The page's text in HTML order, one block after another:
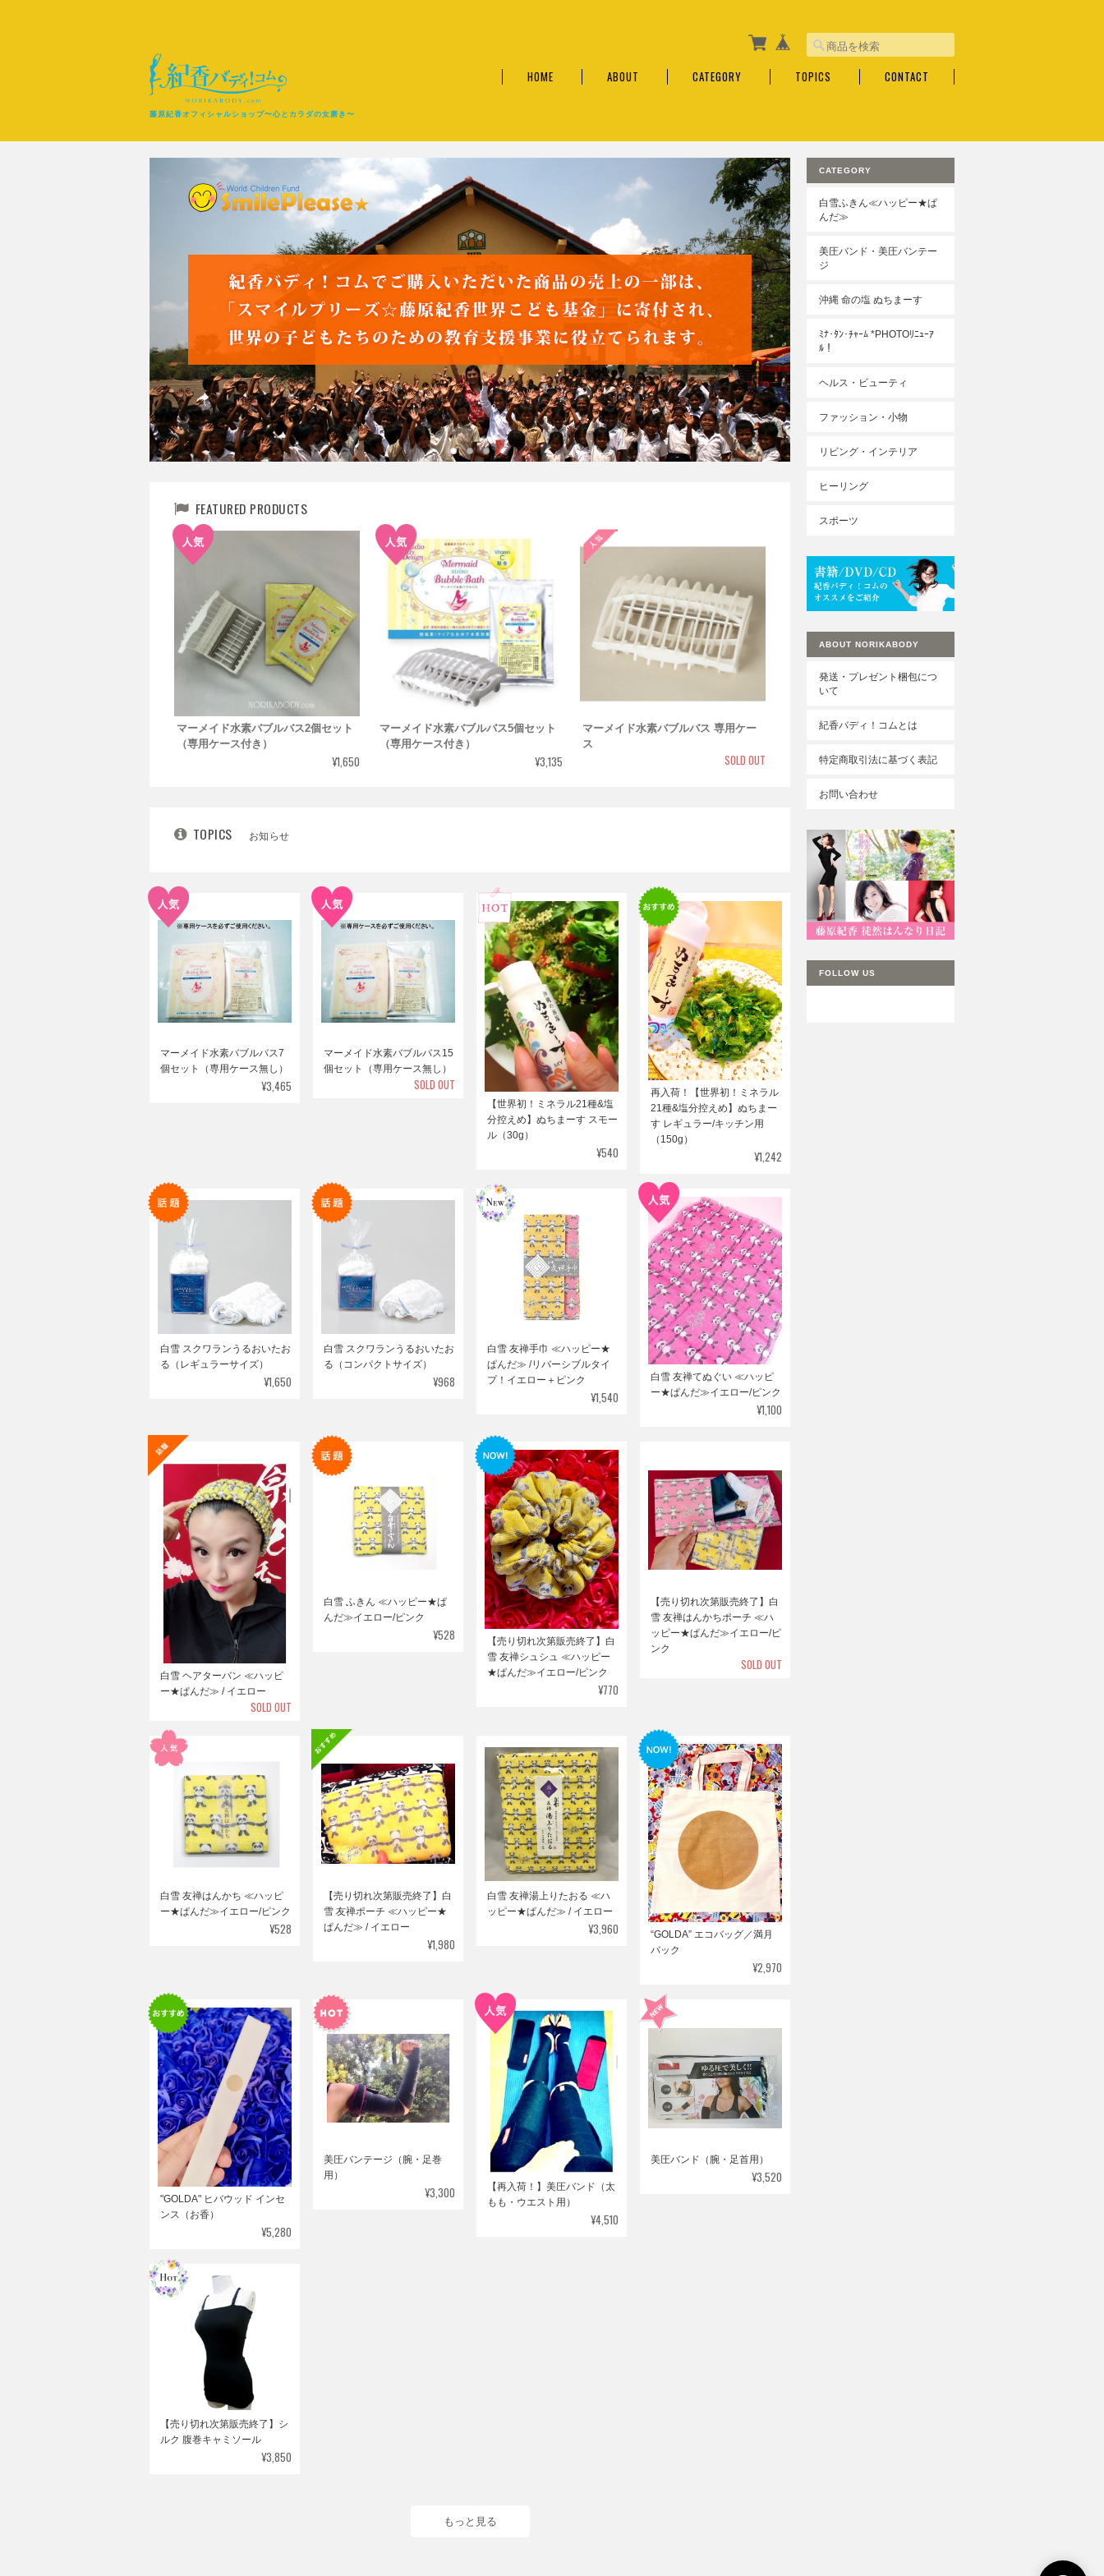
藤原紀香オフィシャルショップ〜心とカラダの女磨き〜
HOME ABOUT CATEGORY TOPICS CONTACT
FEATURED PRODUCTS
マーメイド水素バブルバス2個セット
（専用ケース付き）
¥1,650
マーメイド水素バブルバス5個セット
（専用ケース付き）
¥3,135
マーメイド水素バブルバス 専用ケー
ス
SOLD OUT
TOPICS お知らせ
マーメイド水素バブルバス7
個セット（専用ケース無し）
¥3,465
マーメイド水素バブルバス15
個セット（専用ケース無し）
SOLD OUT
【世界初！ミネラル21種&塩
分控えめ】ぬちまーす スモー
ル（30g）
¥540
再入荷！【世界初！ミネラル
21種&塩分控えめ】ぬちまー
す レギュラー/キッチン用
（150g）
¥1,242
白雪 スクワランうるおいたお
る（レギュラーサイズ）
¥1,650
白雪 スクワランうるおいたお
る（コンパクトサイズ）
¥968
白雪 友禅手巾 ≪ハッピー★
ぱんだ≫ /リバーシブルタイ
プ！イエロー＋ピンク
¥1,540
白雪 友禅てぬぐい ≪ハッピ
ー★ぱんだ≫イエロー/ピンク
¥1,100
白雪 ヘアターバン ≪ハッピ
ー★ぱんだ≫ / イエロー
SOLD OUT
白雪 ふきん ≪ハッピー★ぱ
んだ≫イエロー/ピンク
¥528
【売り切れ次第販売終了】白
雪 友禅シュシュ ≪ハッピー
★ぱんだ≫イエロー/ピンク
¥770
【売り切れ次第販売終了】白
雪 友禅はんかちポーチ ≪ハ
ッピー★ぱんだ≫イエロー/ピ
ンク
SOLD OUT
白雪 友禅はんかち ≪ハッピ
ー★ぱんだ≫イエロー/ピンク
¥528
【売り切れ次第販売終了】白
雪 友禅ポーチ ≪ハッピー★
ぱんだ≫ / イエロー
¥1,980
白雪 友禅湯上りたおる ≪ハ
ッピー★ぱんだ≫ / イエロー
¥3,960
“GOLDA” エコバッグ／満月
バック
¥2,970
"GOLDA" ヒバウッド インセ
ンス（お香）
¥5,280
美圧バンテージ（腕・足巻
用）
¥3,300
【再入荷！】美圧バンド（太
もも・ウエスト用）
¥4,510
美圧バンド（腕・足首用）
¥3,520
【売り切れ次第販売終了】シ
ルク 腹巻キャミソール
¥3,850
もっと見る
CATEGORY
白雪ふきん≪ハッピー★ぱ
んだ≫
美圧バンド・美圧バンテー
ジ
沖縄 命の塩 ぬちまーす
ﾐﾅ･ﾀﾝ･ﾁｬｰﾑ *PHOTOﾘﾆｭｰｱ
ﾙ！
ヘルス・ビューティ
ファッション・小物
リビング・インテリア
ヒーリング
スポーツ
ABOUT NORIKABODY
発送・プレゼント梱包につ
いて
紀香バディ！コムとは
特定商取引法に基づく表記
お問い合わせ
FOLLOW US